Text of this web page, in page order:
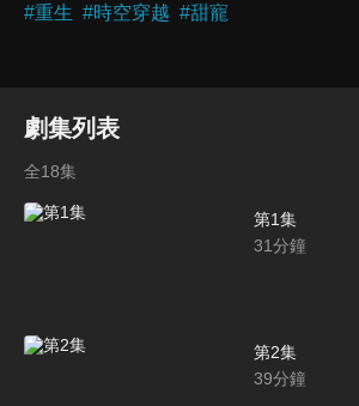
#重生 #時空穿越 #甜寵
劇集列表
全18集
第1集
31分鐘
第2集
39分鐘